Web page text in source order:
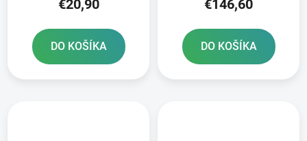
€20,90
DO KOŠÍKA
150x69x130
€146,60
DO KOŠÍKA